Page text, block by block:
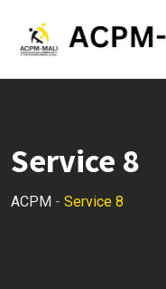
Service 8
ACPM - Service 8